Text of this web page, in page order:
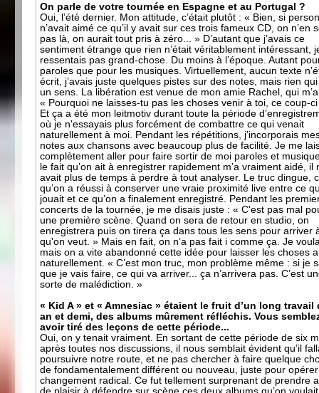
On parle de votre tournée en Espagne et au Portugal ?
Oui, l’été dernier. Mon attitude, c’était plutôt : « Bien, si
n’avait aimé ce qu’il y avait sur ces trois fameux CD, on n’en
pas là, on aurait tout pris à zéro... » D’autant que j’avais ce
sentiment étrange que rien n’était véritablement intéressant,
ressentais pas grand-chose. Du moins à l’époque. Autant
paroles que pour les musiques. Virtuellement, aucun texte
écrit, j’avais juste quelques pistes sur des notes, mais rien qui
un sens. La libération est venue de mon amie Rachel, qui
« Pourquoi ne laisses-tu pas les choses venir à toi, ce coup-
Et ça a été mon leitmotiv durant toute la période
où je n'essayais plus forcément de combattre ce qui venait
naturellement à moi. Pendant les répétitions, j’incorporais
notes aux chansons avec beaucoup plus de facilité. Je me
complètement aller pour faire sortir de moi paroles et
le fait qu’on ait à enregistrer rapidement m’a vraiment aidé, il
avait plus de temps à perdre à tout analyser. Le truc dingue,
qu’on a réussi à conserver une vraie proximité live entre ce
jouait et ce qu’on a finalement enregistré. Pendant les
concerts de la tournée, je me disais juste : « C'est pas mal
une première scène. Quand on sera de retour en studio, on
enregistrera puis on tirera ça dans tous les sens pour arriver
qu'on veut. » Mais en fait, on n’a pas fait i comme ça. Je
mais on a vite abandonné cette idée pour laisser les choses
naturellement. « C’est mon truc, mon problème même : si je
que je vais faire, ce qui va arriver... ça n’arrivera pas. C’est
sorte de malédiction. »
« Kid A » et « Amnesiac » étaient le fruit d’un long travail
an et demi, des albums mûrement réfléchis. Vous
avoir tiré des leçons de cette période...
Oui, on y tenait vraiment. En sortant de cette période de six
après toutes nos discussions, il nous semblait évident qu’il
poursuivre notre route, et ne pas chercher à faire quelque
de fondamentalement différent ou nouveau, juste pour
changement radical. Ce fut tellement surprenant de prendre